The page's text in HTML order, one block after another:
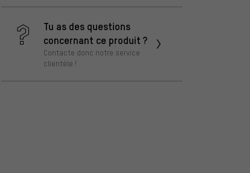
Tu as des questions
concernant ce produit ?
Contacte donc notre service
clientèle !